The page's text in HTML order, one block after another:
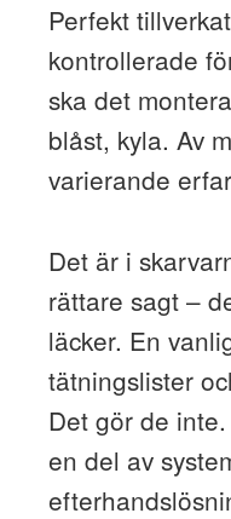
Perfekt
kontrollerade
ska det
blåst, kyla. Av
varierande
Det är i
rättare sagt –
läcker. En
tätningslister
Det gör de
en del av